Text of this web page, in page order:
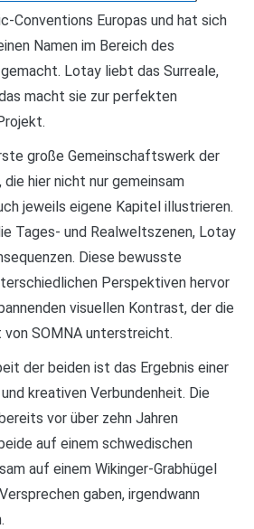
Conventions Europas und hat sich
Namen im Bereich des
Lotay liebt das Surreale,
macht sie zur perfekten
große Gemeinschaftswerk der
hier nicht nur gemeinsam
jeweils eigene Kapitel illustrieren.
Tages- und Realweltszenen, Lotay
Diese bewusste
Perspektiven hervor
visuellen Kontrast, der die
SOMNA unterstreicht.
der beiden ist das Ergebnis einer
kreativen Verbundenheit. Die
vor über zehn Jahren
auf einem schwedischen
auf einem Wikinger-Grabhügel
gaben, irgendwann